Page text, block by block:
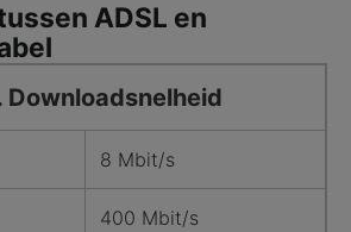
ADSL en
Downloadsnelheid
8 Mbit/s
400 Mbit/s